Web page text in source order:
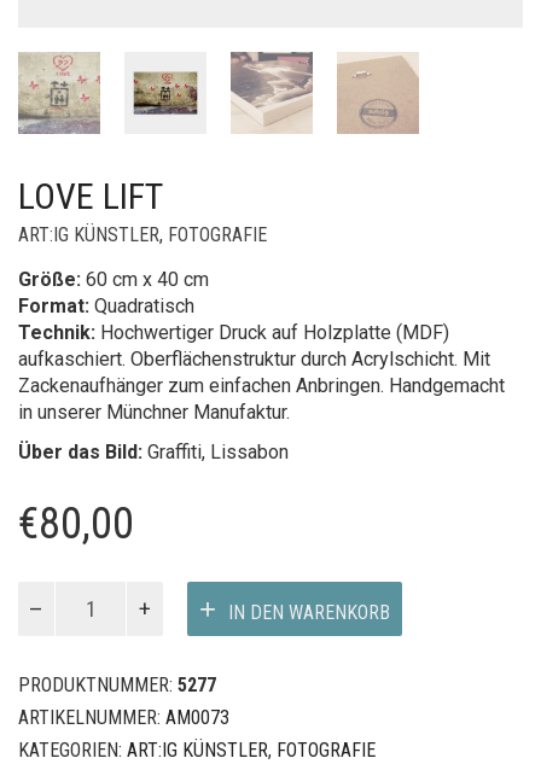
LOVE LIFT
ART:IG KÜNSTLER, FOTOGRAFIE
Größe: 60 cm x 40 cm
Format: Quadratisch
Technik: Hochwertiger Druck auf Holzplatte (MDF)
aufkaschiert. Oberflächenstruktur durch Acrylschicht. Mit
Zackenaufhänger zum einfachen Anbringen. Handgemacht
in unserer Münchner Manufaktur.
Über das Bild: Graffiti, Lissabon
€80,00
IN DEN WARENKORB
PRODUKTNUMMER: 5277
ARTIKELNUMMER: AM0073
KATEGORIEN: ART:IG KÜNSTLER, FOTOGRAFIE